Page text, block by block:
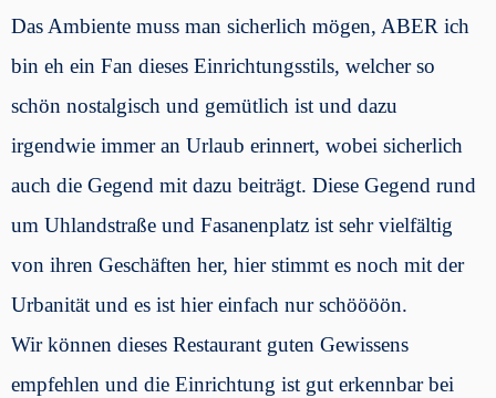
Das Ambiente muss man sicherlich mögen, ABER ich
bin eh ein Fan dieses Einrichtungsstils, welcher so
schön nostalgisch und gemütlich ist und dazu
irgendwie immer an Urlaub erinnert, wobei sicherlich
auch die Gegend mit dazu beiträgt. Diese Gegend rund
um Uhlandstraße und Fasanenplatz ist sehr vielfältig
von ihren Geschäften her, hier stimmt es noch mit der
Urbanität und es ist hier einfach nur schöööön.
Wir können dieses Restaurant guten Gewissens
empfehlen und die Einrichtung ist gut erkennbar bei